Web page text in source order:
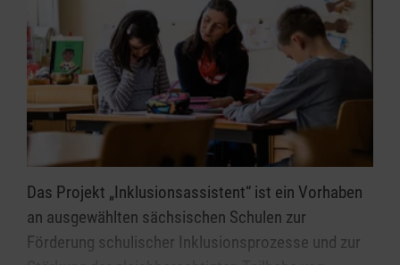
Das Projekt „Inklusionsassistent“ ist ein Vorhaben
an ausgewählten sächsischen Schulen zur
Förderung schulischer Inklusionsprozesse und zur